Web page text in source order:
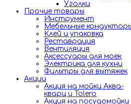
Уголки
Прочие товары
Инструмент
Мебельные
Клей и упаковка
Реставрация
Вентиляция
Аксессуары для моек
Электрика для кухни
Фильтры для вытяжек
Акции
Акция на мойки Аква-
кварц и Tolero
Акция на посудомойки